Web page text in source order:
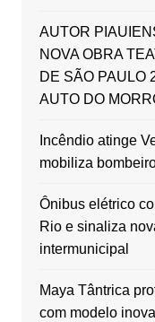
AUTOR
NOVA OBRA
DE SÃO PAULO
AUTO DO
Incêndio atinge
mobiliza
Ônibus elétrico
Rio e sinaliza
intermunicipal
Maya Tântrica
com modelo